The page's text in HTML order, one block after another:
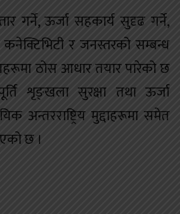
गर्ने, ऊर्जा सहकार्य सुदृढ गर्ने,
कनेक्टिभिटी र जनस्तरको सम्बन्ध
ठोस आधार तयार पारेको छ
शृङ्खला सुरक्षा तथा ऊर्जा
अन्तरराष्ट्रिय मुद्दाहरूमा समेत
छ ।